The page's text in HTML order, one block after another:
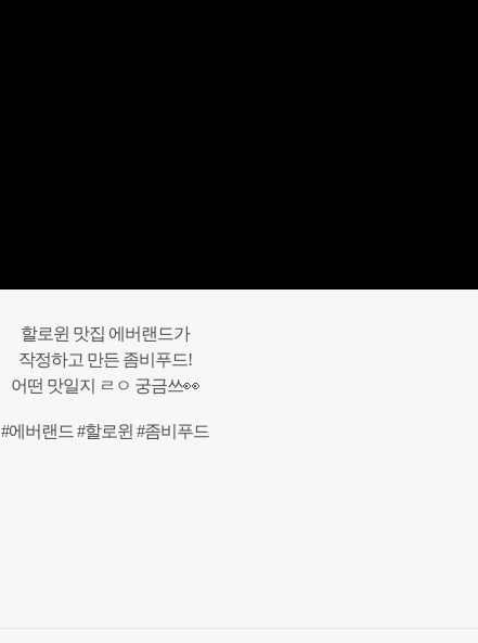
할로윈 맛집 에버랜드가
작정하고 만든 좀비푸드!
어떤 맛일지 ㄹㅇ 궁금쓰👀
#에버랜드 #할로윈 #좀비푸드